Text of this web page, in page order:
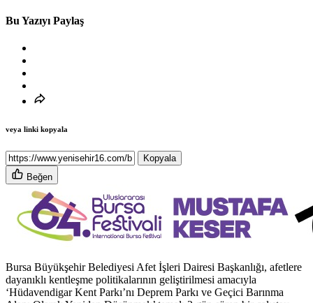
Bu Yazıyı Paylaş
veya linki kopyala
Kopyala
Beğen
Bursa Büyükşehir Belediyesi Afet İşleri Dairesi Başkanlığı, afetlere
dayanıklı kentleşme politikalarının geliştirilmesi amacıyla
‘Hüdavendigar Kent Parkı’nı Deprem Parkı ve Geçici Barınma